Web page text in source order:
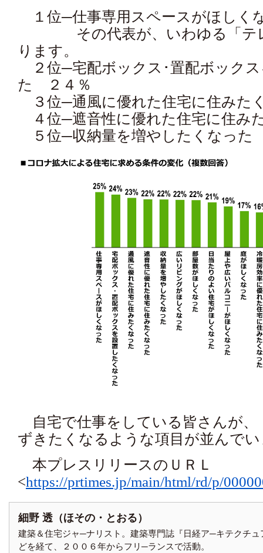
１位─仕事専用スペースがほしく
その代表が、いわゆる「テレ
ります。
２位─宅配ボックス･置配ボック
た ２４％
３位─通風に優れた住宅に住みた
４位─遮音性に優れた住宅に住み
５位─収納量を増やしたくなっ
自宅で仕事をしている皆さんが、
ずきたくなるような項目が並んで
本プレスリリースのＵＲＬ
<https://prtimes.jp/main/html/rd/p/
細野 透（ほその・とおる）
建築＆住宅ジャ─ナリスト。建築専門誌『日経ア─キテクチュ
どを経て、２００６年からフリ─ランスで活動。